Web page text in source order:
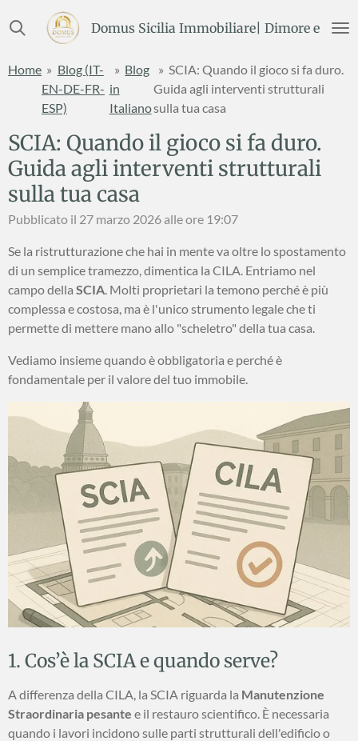
al
principale
Domus Sicilia Immobiliare| Dimore e
Home » Blog (IT-
EN-DE-FR-
ESP)
» Blog
in
Italiano
» SCIA: Quando il gioco si fa duro.
Guida agli interventi strutturali
sulla tua casa
SCIA: Quando il gioco si fa duro.
Guida agli interventi strutturali
sulla tua casa
Pubblicato il 27 marzo 2026 alle ore 19:07
Se la ristrutturazione che hai in mente va oltre lo spostamento
di un semplice tramezzo, dimentica la CILA. Entriamo nel
campo della SCIA . Molti proprietari la temono perché è più
complessa e costosa, ma è l'unico strumento legale che ti
permette di mettere mano allo "scheletro" della tua casa.
Vediamo insieme quando è obbligatoria e perché è
fondamentale per il valore del tuo immobile.
1. Cos’è la SCIA e quando serve?
A differenza della CILA, la SCIA riguarda la Manutenzione
Straordinaria pesante e il restauro scientifico. È necessaria
quando i lavori incidono sulle parti strutturali dell'edificio o